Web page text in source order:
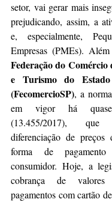
setor, vai gerar mais
prejudicando, assim, a
e, especialmente,
Federação do Comércio
e Turismo do
(FecomercioSP), a
em vigor há
(13.455/2017),
diferenciação de
forma de
consumidor. Hoje, a
cobrança de valores
pagamentos com cartão